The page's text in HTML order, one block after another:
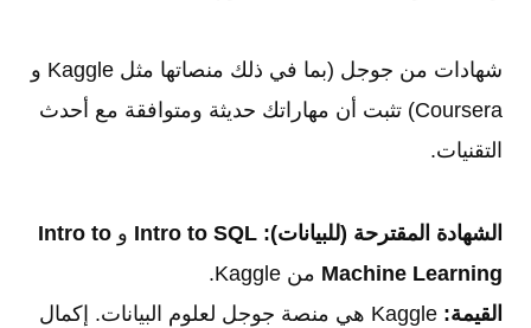
شهادات من جوجل (بما في ذلك منصاتها مثل Kaggle و
Coursera) تثبت أن مهاراتك حديثة ومتوافقة مع أحدث
التقنيات.
الشهادة المقترحة (للبيانات): Intro to SQL و Intro to
Machine Learning من Kaggle.
القيمة:
Kaggle هي منصة جوجل لعلوم البيانات. إكمال